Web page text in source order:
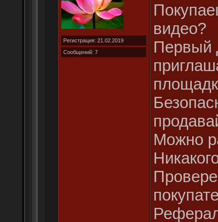
Регистрация: 21.02.2019
Сообщений: 7
видео?
Первый
Можно